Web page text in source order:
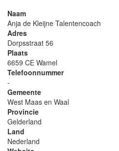
Naam
Anja de Kleijne Talentencoach
Adres
Dorpsstraat 56
Plaats
6659 CE Wamel
Telefoonnummer
-
Gemeente
West Maas en Waal
Provincie
Gelderland
Land
Nederland